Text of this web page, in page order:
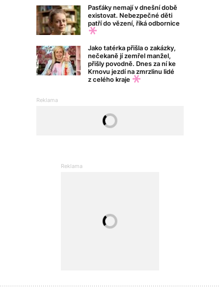
Pasťáky nemají v dnešní době
existovat. Nebezpečné děti
patří do vězení, říká odbornice
Jako tatérka přišla o zakázky,
nečekaně jí zemřel manžel,
přišly povodně. Dnes za ní ke
Krnovu jezdí na zmrzlinu lidé
z celého kraje